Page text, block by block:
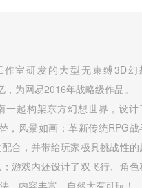
作室研发的大型无束缚3D幻
为网易2016年战略级作品。
一起构架东方幻想世界，设计
，风景如画；革新传统RPG战
合，并带给玩家极具挑战性的
游戏内还设计了双飞行、角色
。内容丰富，自然大有可玩！